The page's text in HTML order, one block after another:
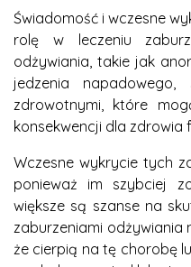
Świadomość i wczesne
rolę w leczeniu
odżywiania, takie jak
jedzenia napadowego,
zdrowotnymi, które
konsekwencji dla zdrowia
Wczesne wykrycie tych
ponieważ im szybciej
większe są szanse na
zaburzeniami odżywiania
że cierpią na tę chorobę